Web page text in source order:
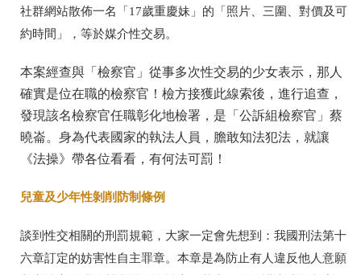
社群網站散佈一名「17歲重慶妹」的「照片、三圍、對價及可
約時間」，等於媒介性交易。
本案經查與「檢察官」從事多次性交易的少女表示，那人
確實是位在職的檢察官！檢方接獲此線索後，進行追查，
發現該名檢察官任職彰化地檢署，是「公訴組檢察官」蔡
曉崙。身為代表國家的執法人員，膽敢知法犯法，就讓
《法操》帶各位看看，有何法可罰！
兒童及少年性剝削防制條例
談到性交相關的刑罰規範，大家一定會先想到：我國刑法第十
六章訂定的妨害性自主罪章。本章是為防止有人違反他人意願